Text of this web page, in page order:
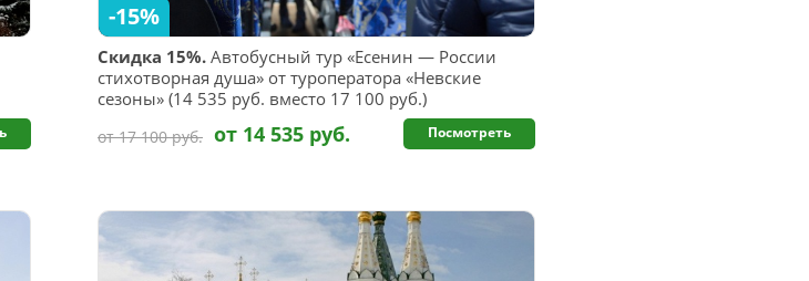
Скидка 15%. Автобусный тур «Есенин — России
стихотворная душа» от туроператора «Невские
сезоны» (14 535 руб. вместо 17 100 руб.)
-15%
от 17 100 руб. от 14 535 руб. Посмотреть